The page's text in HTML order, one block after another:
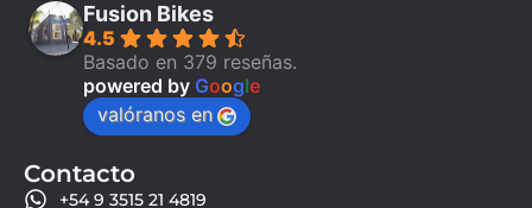
Fusion Bikes
4.5
Basado en 379 reseñas.
powered by Google
valóranos en
Contacto
+54 9 3515 21 4819